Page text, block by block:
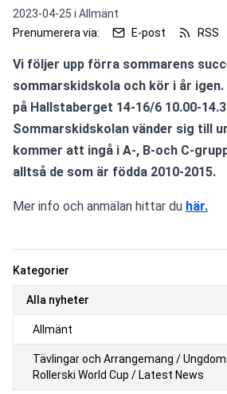
Kategorier
Alla nyheter
Allmänt
Tävlingar och Arrangemang /
Rollerski World Cup / Latest News
2023-04-25 i Allmänt
Prenumerera via:
E-post RSS
Vi följer upp förra sommarens
sommarskidskola och kör i år
på Hallstaberget 14-16/6 10.00-
Sommarskidskolan vänder sig till
kommer att ingå i A-, B-och C-
alltså de som är födda 2010-2015.
Mer info och anmälan hittar du här.